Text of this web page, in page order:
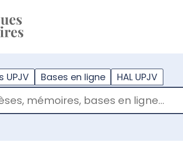
UPJV Bases en ligne HAL UPJV